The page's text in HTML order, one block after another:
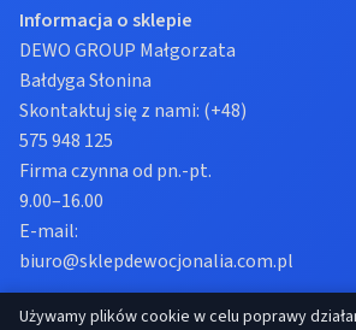
Informacja o sklepie
DEWO GROUP Małgorzata
Bałdyga Słonina
Skontaktuj się z nami: (+48)
575 948 125
Firma czynna od pn.-pt.
9.00–16.00
E-mail:
biuro@sklepdewocjonalia.com.pl
Używamy plików cookie w celu poprawy